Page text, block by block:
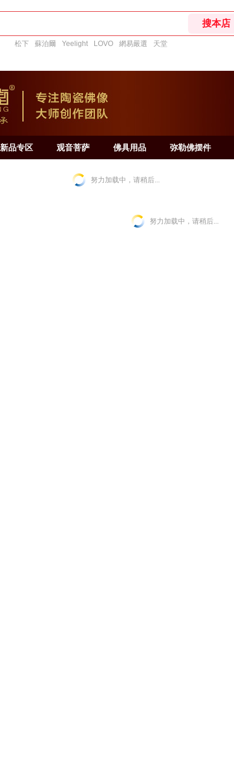
松下 蘇泊爾 Yeelight LOVO 網易嚴選 天堂
新品专区 观音菩萨 佛具用品 弥勒佛摆件
努力加载中，请稍后...
努力加载中，请稍后...